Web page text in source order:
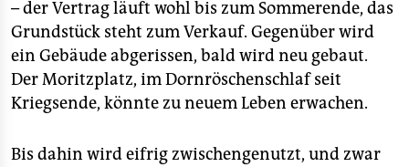
– der Vertrag läuft wohl bis zum Sommerende, das
Grundstück steht zum Verkauf. Gegenüber wird
ein Gebäude abgerissen, bald wird neu gebaut.
Der Moritzplatz, im Dornröschenschlaf seit
Kriegsende, könnte zu neuem Leben erwachen.
Bis dahin wird eifrig zwischengenutzt, und zwar